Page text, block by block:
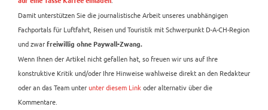
Damit unterstützen Sie die journalistische Arbeit unseres unabhängigen
Fachportals für Luftfahrt, Reisen und Touristik mit Schwerpunkt D-A-CH-Region
und zwar freiwillig ohne Paywall-Zwang.
Wenn Ihnen der Artikel nicht gefallen hat, so freuen wir uns auf Ihre
konstruktive Kritik und/oder Ihre Hinweise wahlweise direkt an den Redakteur
oder an das Team unterunter diesem Link oder alternativ über die
Kommentare.